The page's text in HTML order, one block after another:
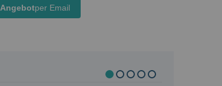
Angebotper Email